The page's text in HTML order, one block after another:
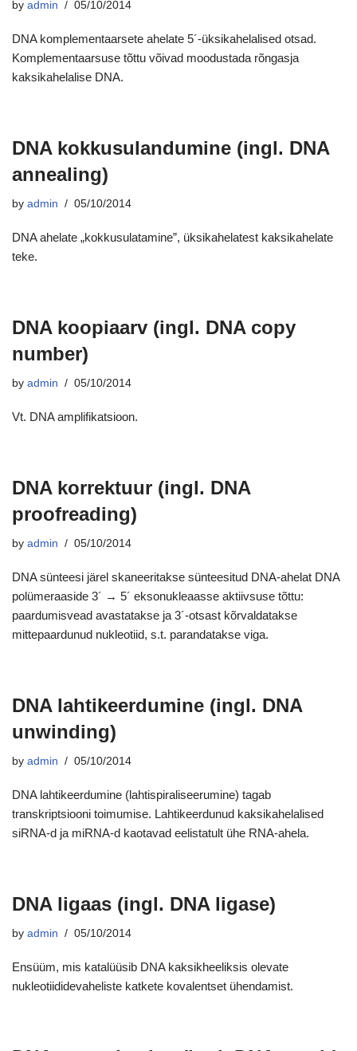
by admin 05/10/2014
DNA komplementaarsete ahelate 5´-üksikahelalised otsad.
Komplementaarsuse tõttu võivad moodustada rõngasja
kaksikahelalise DNA.
DNA kokkusulandumine (ingl. DNA
annealing)
by admin 05/10/2014
DNA ahelate „kokkusulatamine”, üksikahelatest kaksikahelate
teke.
DNA koopiaarv (ingl. DNA copy
number)
by admin 05/10/2014
Vt. DNA amplifikatsioon.
DNA korrektuur (ingl. DNA
proofreading)
by admin 05/10/2014
DNA sünteesi järel skaneeritakse sünteesitud DNA-ahelat DNA
polümeraaside 3´ → 5´ eksonukleaasse aktiivsuse tõttu:
paardumisvead avastatakse ja 3´-otsast kõrvaldatakse
mittepaardunud nukleotiid, s.t. parandatakse viga.
DNA lahtikeerdumine (ingl. DNA
unwinding)
by admin 05/10/2014
DNA lahtikeerdumine (lahtispiraliseerumine) tagab
transkriptsiooni toimumise. Lahtikeerdunud kaksikahelalised
siRNA-d ja miRNA-d kaotavad eelistatult ühe RNA-ahela.
DNA ligaas (ingl. DNA ligase)
by admin 05/10/2014
Ensüüm, mis katalüüsib DNA kaksikheeliksis olevate
nukleotiididevaheliste katkete kovalentset ühendamist.